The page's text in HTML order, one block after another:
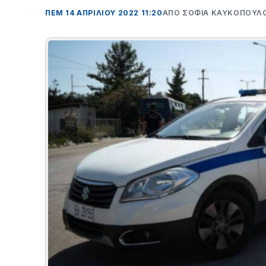
ΠΕΜ 14 ΑΠΡΙΛΊΟΥ 2022 11:20ΑΠΌ ΣΟΦΙΑ